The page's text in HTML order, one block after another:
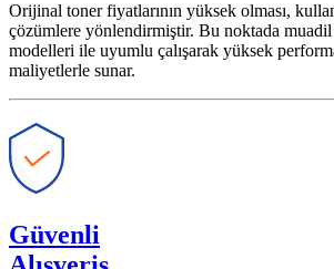
Orijinal toner fiyatlarının yüksek olması,
çözümlere yönlendirmiştir. Bu noktada muadil
modelleri ile uyumlu çalışarak yüksek
maliyetlerle sunar.
Güvenli